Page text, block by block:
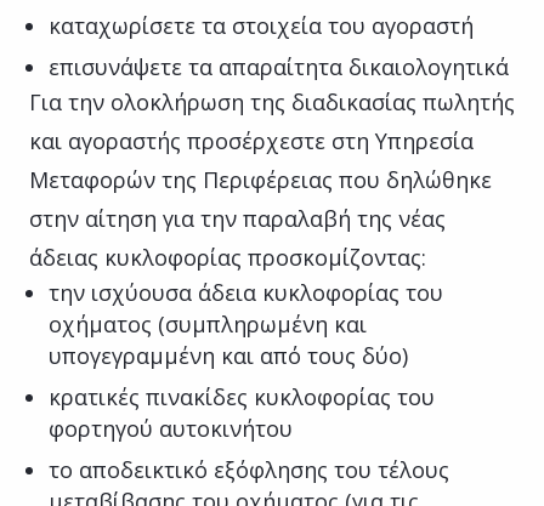
καταχωρίσετε τα στοιχεία του αγοραστή
επισυνάψετε τα απαραίτητα δικαιολογητικά
Για την ολοκλήρωση της διαδικασίας πωλητής
και αγοραστής προσέρχεστε στη Υπηρεσία
Μεταφορών της Περιφέρειας που δηλώθηκε
στην αίτηση για την παραλαβή της νέας
άδειας κυκλοφορίας προσκομίζοντας:
την ισχύουσα άδεια κυκλοφορίας του
οχήματος (συμπληρωμένη και
υπογεγραμμένη και από τους δύο)
κρατικές πινακίδες κυκλοφορίας του
φορτηγού αυτοκινήτου
το αποδεικτικό εξόφλησης του τέλους